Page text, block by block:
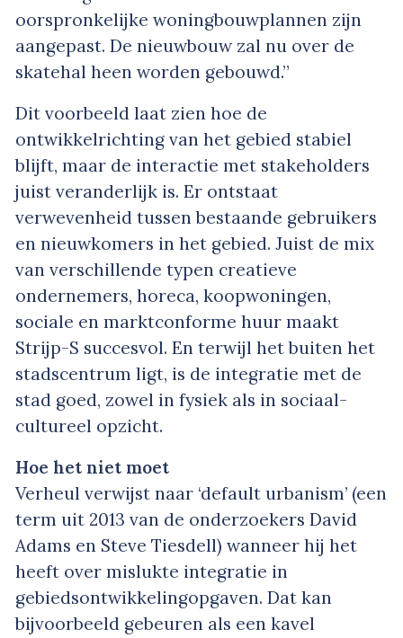
oorspronkelijke woningbouwplannen zijn
aangepast. De nieuwbouw zal nu over de
skatehal heen worden gebouwd.”
Dit voorbeeld laat zien hoe de
ontwikkelrichting van het gebied stabiel
blijft, maar de interactie met stakeholders
juist veranderlijk is. Er ontstaat
verwevenheid tussen bestaande gebruikers
en nieuwkomers in het gebied. Juist de mix
van verschillende typen creatieve
ondernemers, horeca, koopwoningen,
sociale en marktconforme huur maakt
Strijp-S succesvol. En terwijl het buiten het
stadscentrum ligt, is de integratie met de
stad goed, zowel in fysiek als in sociaal-
cultureel opzicht.
Hoe het niet moet
Verheul verwijst naar ‘default urbanism’ (een
term uit 2013 van de onderzoekers David
Adams en Steve Tiesdell) wanneer hij het
heeft over mislukte integratie in
gebiedsontwikkelingopgaven. Dat kan
bijvoorbeeld gebeuren als een kavel